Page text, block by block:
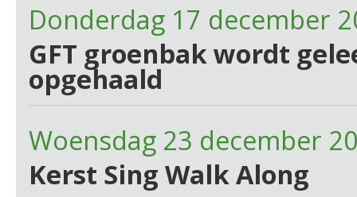
Donderdag 17 december
GFT groenbak wordt
opgehaald
Woensdag 23 december
Kerst Sing Walk Along